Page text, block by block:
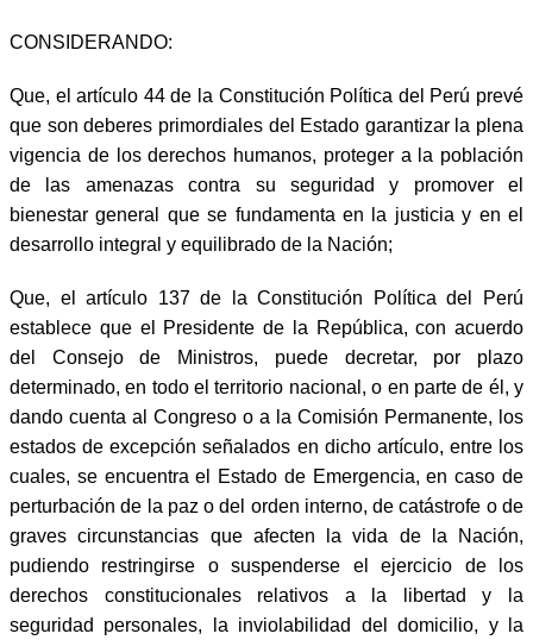
CONSIDERANDO:
Que, el artículo 44 de la Constitución Política del Perú prevé
que son deberes primordiales del Estado garantizar la plena
vigencia de los derechos humanos, proteger a la población
de las amenazas contra su seguridad y promover el
bienestar general que se fundamenta en la justicia y en el
desarrollo integral y equilibrado de la Nación;
Que, el artículo 137 de la Constitución Política del Perú
establece que el Presidente de la República, con acuerdo
del Consejo de Ministros, puede decretar, por plazo
determinado, en todo el territorio nacional, o en parte de él, y
dando cuenta al Congreso o a la Comisión Permanente, los
estados de excepción señalados en dicho artículo, entre los
cuales, se encuentra el Estado de Emergencia, en caso de
perturbación de la paz o del orden interno, de catástrofe o de
graves circunstancias que afecten la vida de la Nación,
pudiendo restringirse o suspenderse el ejercicio de los
derechos constitucionales relativos a la libertad y la
seguridad personales, la inviolabilidad del domicilio, y la